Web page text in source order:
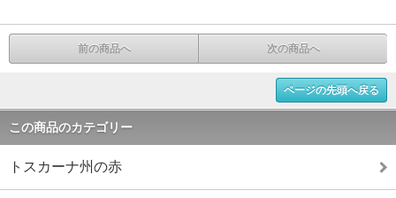
前の商品へ 次の商品へ
ページの先頭へ戻る
この商品のカテゴリー
トスカーナ州の赤